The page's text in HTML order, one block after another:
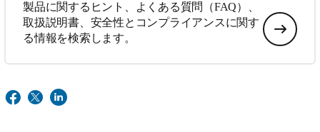
製品に関するヒント、よくある質問（FAQ）、
取扱説明書、安全性とコンプライアンスに関す
る情報を検索します。